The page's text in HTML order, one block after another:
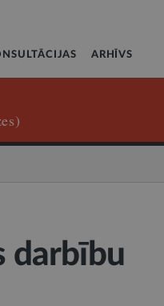
ARHĪVS
darbību